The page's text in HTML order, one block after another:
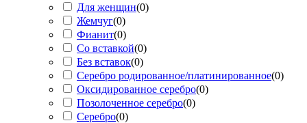
Для женщин(0)
Жемчуг(0)
Фианит(0)
Со вставкой(0)
Без вставок(0)
Серебро родированное/платинированное(0)
Оксидированное серебро(0)
Позолоченное серебро(0)
Серебро(0)